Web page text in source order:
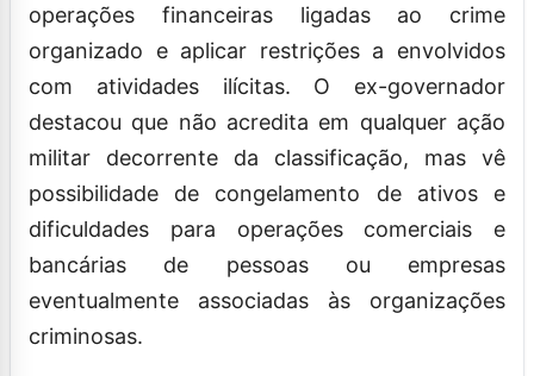
operações financeiras ligadas ao crime
organizado e aplicar restrições a envolvidos
com atividades ilícitas. O ex-governador
destacou que não acredita em qualquer ação
militar decorrente da classificação, mas vê
possibilidade de congelamento de ativos e
dificuldades para operações comerciais e
bancárias de pessoas ou empresas
eventualmente associadas às organizações
criminosas.